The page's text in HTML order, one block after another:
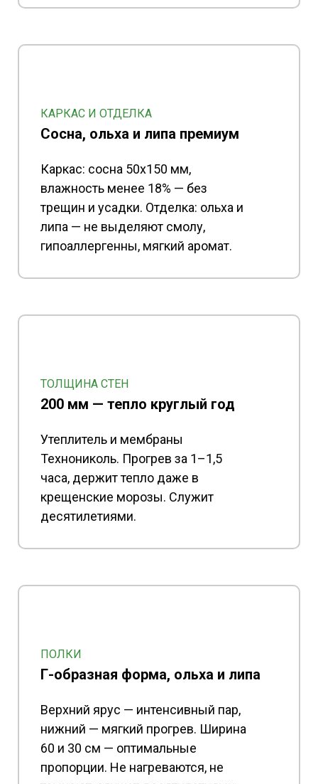
Каркас: сосна 50x150 мм,
влажность менее 18% — без
трещин и усадки. Отделка: ольха и
липа — не выделяют смолу,
гипоаллергенны, мягкий аромат.
Сосна, ольха и липа премиум
КАРКАС И ОТДЕЛКА
Утеплитель и мембраны
Технониколь. Прогрев за 1–1,5
часа, держит тепло даже в
крещенские морозы. Служит
десятилетиями.
200 мм — тепло круглый год
ТОЛЩИНА СТЕН
Верхний ярус — интенсивный пар,
нижний — мягкий прогрев. Ширина
60 и 30 см — оптимальные
пропорции. Не нагреваются, не
Г-образная форма, ольха и липа
ПОЛКИ